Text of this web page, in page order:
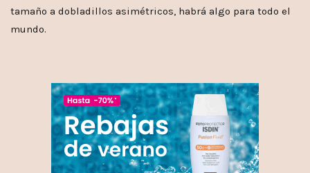
tamaño a dobladillos asimétricos, habrá algo para todo el
mundo.